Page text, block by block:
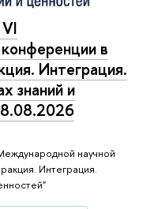
в
Интеграция.
знаний и
научной
Интеграция.